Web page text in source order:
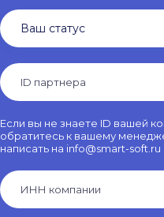
Ваш статус
Если вы не знаете ID вашей
обратитесь к вашему
написать на info@smart-soft.ru